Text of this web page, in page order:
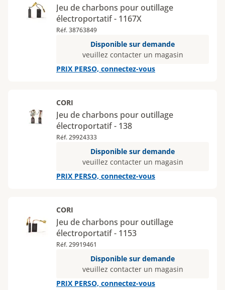
Jeu de charbons pour outillage
électroportatif - 1167X
Réf. 38763849
Disponible sur demande
veuillez contacter un magasin
PRIX PERSO, connectez-vous
CORI
Jeu de charbons pour outillage
électroportatif - 138
Réf. 29924333
Disponible sur demande
veuillez contacter un magasin
PRIX PERSO, connectez-vous
CORI
Jeu de charbons pour outillage
électroportatif - 1153
Réf. 29919461
Disponible sur demande
veuillez contacter un magasin
PRIX PERSO, connectez-vous